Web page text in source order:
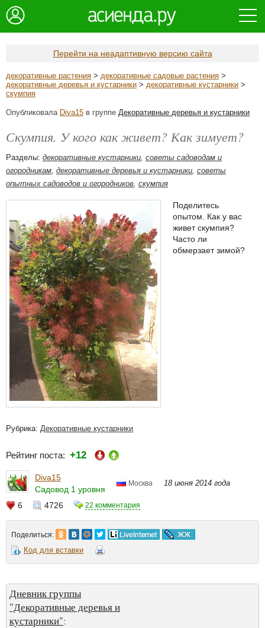
Перейти на неадаптивную версию сайта
декоративные растения > декоративные садовые растения >
декоративные деревья и кустарники > декоративные кустарники >
скумпия
Опубликовала Diva15 в группе Декоративные деревья и кустарники
Скумпия. У кого как живет? Как зимует?
Разделы: декоративные кустарники, советы садоводам и
огородникам, декоративные деревья и кустарники, советы
опытных садоводов и огородников, скумпия
Поделитесь
опытом. Как у вас
живет скумпия?
Часто ли
обмерзает зимой?
Рубрика: Декоративные кустарники
Рейтинг поста: +12
Diva15
Садовод 1 уровня
Москва 18 июня 2014 года
6 4726 22 комментария
Поделиться:
Код для вставки
Дневник группы
"Декоративные деревья и
кустарники":